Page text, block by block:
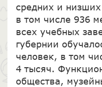
средних и
в том числе 936
всех учебных
губернии
человек, в том
4 тысяч.
общества,